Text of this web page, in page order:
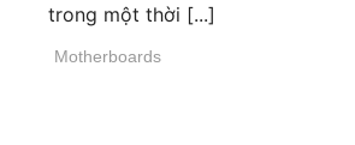
trong một thời [...]
Motherboards